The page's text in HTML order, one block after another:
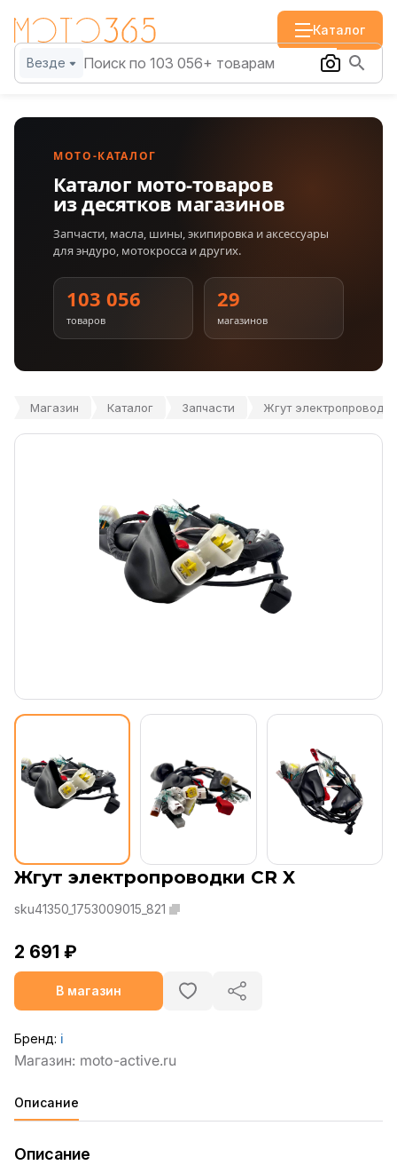
Каталог
Везде
МОТО-КАТАЛОГ
Каталог мото-товаров
из десятков магазинов
Запчасти, масла, шины, экипировка и аксессуары
для эндуро, мотокросса и других.
103 056
товаров
29
магазинов
Магазин Каталог Запчасти Жгут
Жгут электропроводки CR X
sku41350_1753009015_821
2 691 ₽
В магазин
Бренд: ℹ️
Описание
Описание